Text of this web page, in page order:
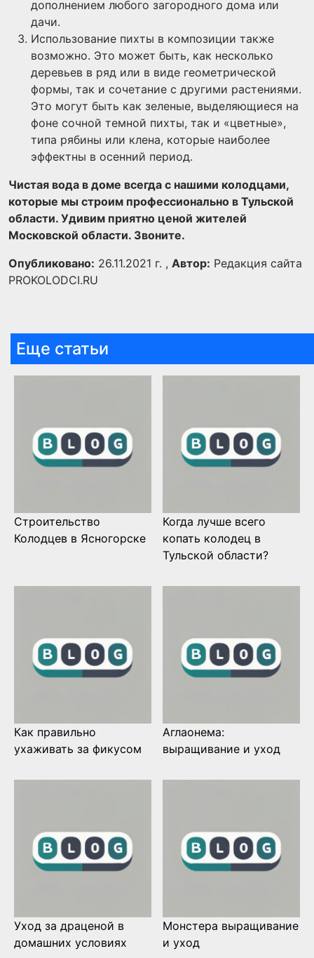
дополнением любого загородного дома или
дачи.
Использование пихты в композиции также
возможно. Это может быть, как несколько
деревьев в ряд или в виде геометрической
формы, так и сочетание с другими растениями.
Это могут быть как зеленые, выделяющиеся на
фоне сочной темной пихты, так и «цветные»,
типа рябины или клена, которые наиболее
эффектны в осенний период.
Чистая вода в доме всегда с нашими колодцами,
которые мы строим профессионально в Тульской
области. Удивим приятно ценой жителей
Московской области. Звоните.
Опубликовано: 26.11.2021 г. , Автор: Редакция сайта
PROKOLODCI.RU
Еще статьи
Строительство
Колодцев в Ясногорске
Когда лучше всего
копать колодец в
Тульской области?
Как правильно
ухаживать за фикусом
Аглаонема:
выращивание и уход
Уход за драценой в
домашних условиях
Монстера выращивание
и уход